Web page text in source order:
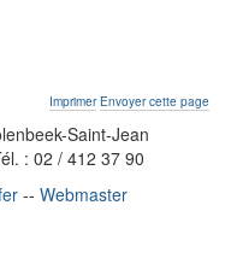
le
document
Imprimer Envoyer cette page
Saint-Jean
: 02 / 412 37 90
-- Webmaster